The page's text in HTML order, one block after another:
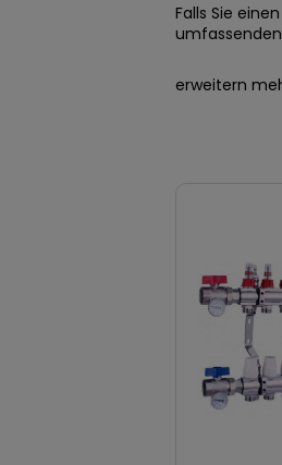
Falls Sie
erweitern